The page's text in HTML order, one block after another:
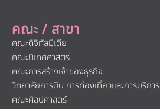
คณะ / สาขา
คณะดิจิทัลมีเดีย
คณะนิเทศศาสตร์
คณะการสร้างเจ้าของธุรกิจ
วิทยาลัยการบิน การท่องเที่ยวและการบริการ
คณะศิลปศาสตร์